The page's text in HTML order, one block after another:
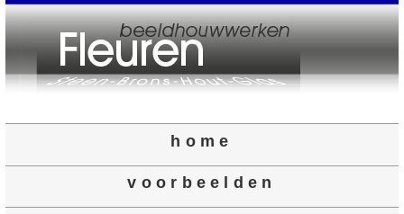
home
voorbeelden